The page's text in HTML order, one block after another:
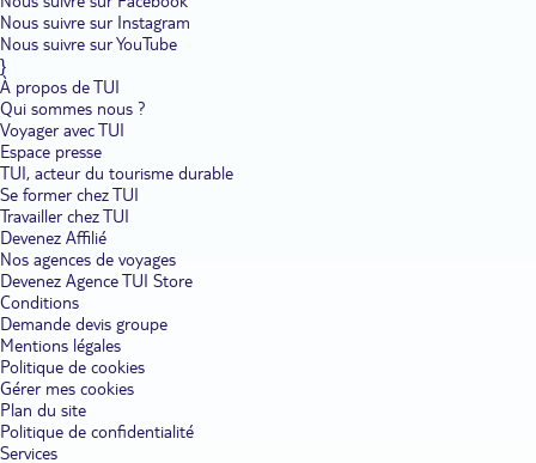
Nous suivre sur Instagram
Nous suivre sur YouTube
}
À propos de TUI
Qui sommes nous ?
Voyager avec TUI
Espace presse
TUI, acteur du tourisme durable
Se former chez TUI
Travailler chez TUI
Devenez Affilié
Nos agences de voyages
Devenez Agence TUI Store
Conditions
Demande devis groupe
Mentions légales
Politique de cookies
Gérer mes cookies
Plan du site
Politique de confidentialité
Services